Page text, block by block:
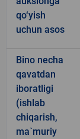
qo‘yish
uchun asos
Bino necha
qavatdan
iboratligi
(ishlab
chiqarish,
ma`muriy